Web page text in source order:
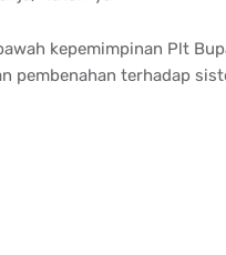
kepemimpinan Plt
pembenahan terhadap